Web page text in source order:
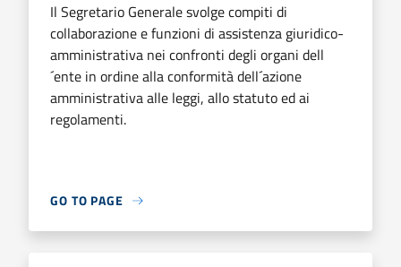
Il Segretario Generale svolge compiti di
collaborazione e funzioni di assistenza giuridico-
amministrativa nei confronti degli organi dell
´ente in ordine alla conformità dell´azione
amministrativa alle leggi, allo statuto ed ai
regolamenti.
GO TO PAGE